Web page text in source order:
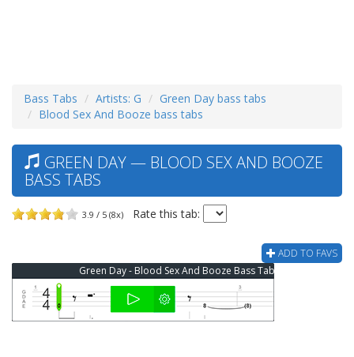
Bass Tabs Artists: G
Green Day bass tabs
Blood Sex And Booze bass tabs
GREEN DAY — BLOOD SEX AND BOOZE
BASS TABS
3.9 / 5 (8x) Rate this tab:
ADD TO FAVS
Green Day - Blood Sex And Booze Bass Tab